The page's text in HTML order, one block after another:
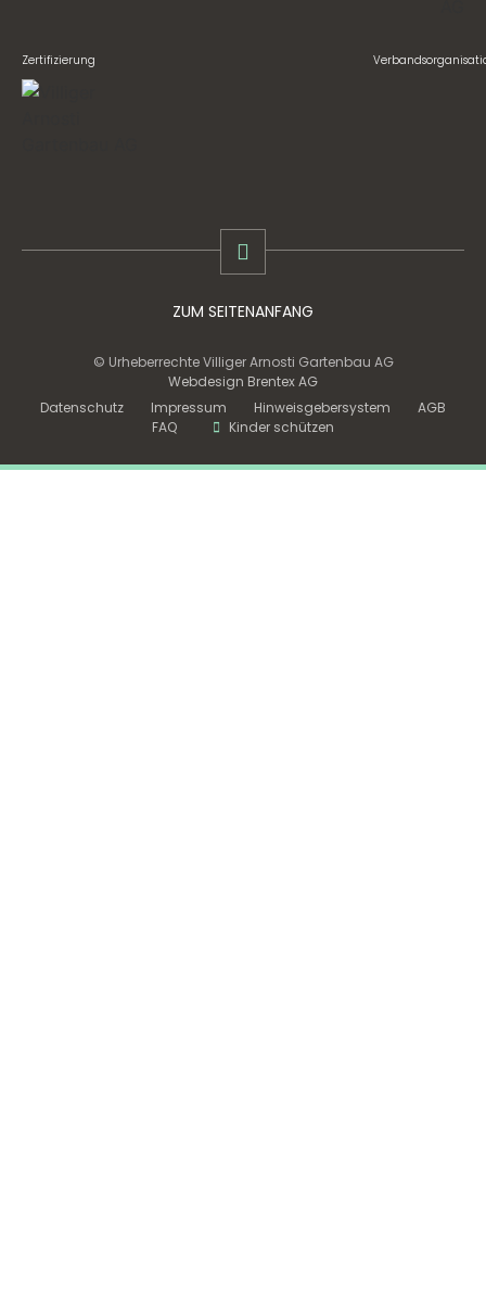
Zertifizierung
ZUM SEITENANFANG
© Urheberrechte Villiger Arnosti Gartenbau AG
Webdesign Brentex AG
Datenschutz
Impressum Hinweisgebersystem
AGB
FAQ
Kinder schützen